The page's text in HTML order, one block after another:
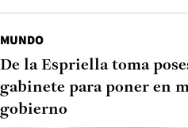
MUNDO
De la Espriella toma
gabinete para poner en
gobierno